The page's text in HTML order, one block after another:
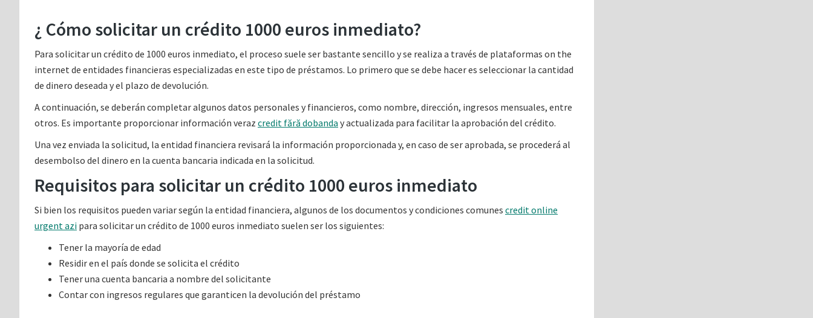
¿ Cómo solicitar un crédito 1000 euros inmediato?
Para solicitar un crédito de 1000 euros inmediato, el proceso suele ser bastante sencillo y se realiza a través de plataformas on the
internet de entidades financieras especializadas en este tipo de préstamos. Lo primero que se debe hacer es seleccionar la cantidad
de dinero deseada y el plazo de devolución.
A continuación, se deberán completar algunos datos personales y financieros, como nombre, dirección, ingresos mensuales, entre
otros. Es importante proporcionar información veraz credit fără dobanda y actualizada para facilitar la aprobación del crédito.
Una vez enviada la solicitud, la entidad financiera revisará la información proporcionada y, en caso de ser aprobada, se procederá al
desembolso del dinero en la cuenta bancaria indicada en la solicitud.
Requisitos para solicitar un crédito 1000 euros inmediato
Si bien los requisitos pueden variar según la entidad financiera, algunos de los documentos y condiciones comunes credit online
urgent azi para solicitar un crédito de 1000 euros inmediato suelen ser los siguientes:
Tener la mayoría de edad
Residir en el país donde se solicita el crédito
Tener una cuenta bancaria a nombre del solicitante
Contar con ingresos regulares que garanticen la devolución del préstamo